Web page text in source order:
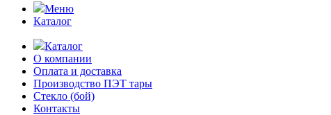
Меню
Каталог
Каталог
О компании
Оплата и доставка
Производство ПЭТ тары
Стекло (бой)
Контакты